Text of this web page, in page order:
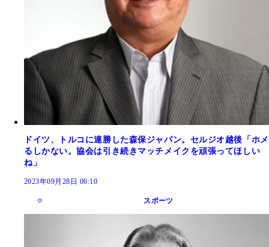
ドイツ、トルコに連勝した森保ジャパン。セルジオ越後「ホメ
るしかない。協会は引き続きマッチメイクを頑張ってほしい
ね」
2023年09月28日 06:10
スポーツ